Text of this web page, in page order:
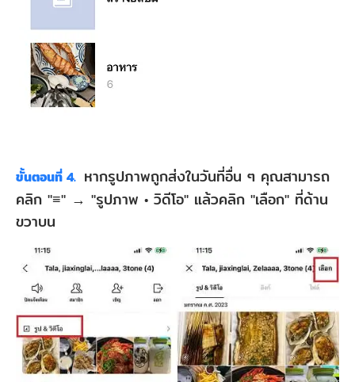
ขั้นตอนที่ 4. หากรูปภาพถูกส่งในวันที่อื่น ๆ คุณสามารถ
คลิก "≡" → "รูปภาพ • วิดีโอ" แล้วคลิก "เลือก" ที่ด้าน
ขวาบน